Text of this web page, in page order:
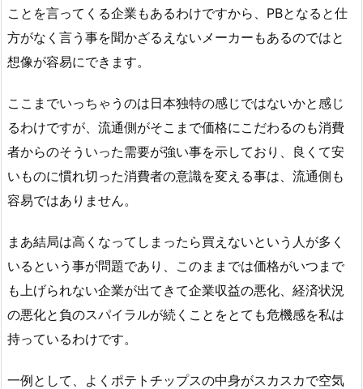
ことを言ってくる企業もあるわけですから、PBとなると仕
方がなく言う事を聞かざるえないメーカーもあるのではと
想像が容易にできます。
ここまでいっちゃうのは日本独特の感じではないかと感じ
るわけですが、流通側がそこまで価格にこだわるのも消費
者からのそういった需要が強い事を示しており、良くて安
いものに慣れ切った消費者の意識を変える事は、流通側も
容易ではありません。
まあ結局は高くなってしまったら買えないという人が多く
いるという事が問題であり、このままでは価格がいつまで
も上げられない企業が出てきて企業収益の悪化、経済状況
の悪化と負のスパイラルが続くことをとても危機感を私は
持っているわけです。
一例として、よくポテトチップスの中身がスカスカで空気